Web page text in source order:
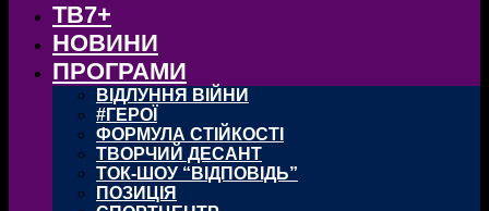
ТВ7+
НОВИНИ
ПРОГРАМИ
ВІДЛУННЯ ВІЙНИ
#ГЕРОЇ
ФОРМУЛА СТІЙКОСТІ
ТВОРЧИЙ ДЕСАНТ
ТОК-ШОУ “ВІДПОВІДЬ”
ПОЗИЦІЯ